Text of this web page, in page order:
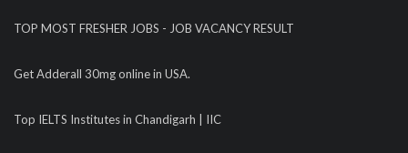
TOP MOST FRESHER JOBS - JOB VACANCY RESULT
Get Adderall 30mg online in USA.
Top IELTS Institutes in Chandigarh | IIC